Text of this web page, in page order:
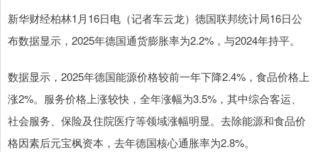
新华财经柏林1月16日电（记者车云龙）德国联邦统计局16日公
布数据显示，2025年德国通货膨胀率为2.2%，与2024年持平。
数据显示，2025年德国能源价格较前一年下降2.4%，食品价格上
涨2%。服务价格上涨较快，全年涨幅为3.5%，其中综合客运、
社会服务、保险及住院医疗等领域涨幅明显。去除能源和食品价
格因素后元宝枫资本，去年德国核心通胀率为2.8%。